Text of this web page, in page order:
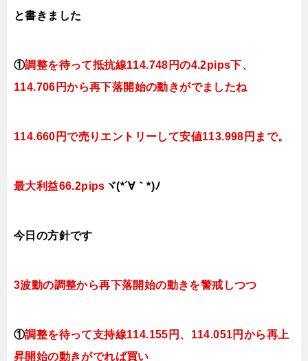
と書きました
①調整を待って抵抗線114.748円の4.2pips下、
114.706円から再下落開始の動きがでましたね
114.660円で売りエントリーして安値113.998円まで。
最大利益66.2pips ヾ(*´∀｀*)ﾉ
今日 の方針です
3波動の調整から再下落開始の動きを警戒しつつ
①調整を待って支持線114.155円、114.051円 から再上
昇開始の動きがでれば買い